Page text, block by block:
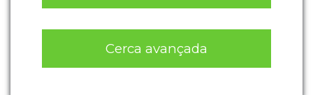
Cerca avançada